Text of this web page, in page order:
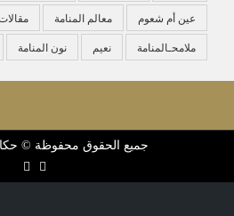
عين أم شعوم معالم المنامة
ملامحـالمنامة نعيم نون المنامة
جميع الحقوق محفوظة © حكاية